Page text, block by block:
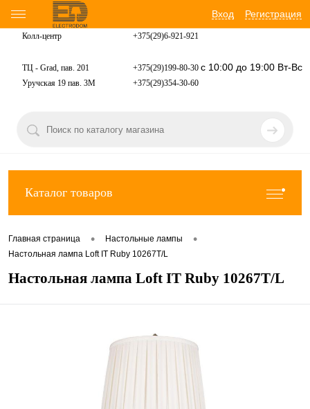
Вход Регистрация
Колл-центр +375(29)6-921-921
ТЦ - Grad, пав. 201 +375(29)199-80-30 с 10:00 до 19:00 Вт-Вс
Уручская 19 пав. 3М +375(29)354-30-60
Каталог товаров
Главная страница • Настольные лампы •
Настольная лампа Loft IT Ruby 10267T/L
Настольная лампа Loft IT Ruby 10267T/L